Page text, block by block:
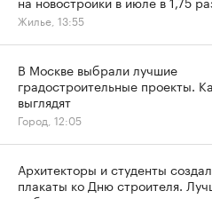
Жилье, 13:55
В Москве выбрали лучшие
градостроительные проекты.
выглядят
Город, 12:05
Архитекторы и студенты
плакаты ко Дню строителя.